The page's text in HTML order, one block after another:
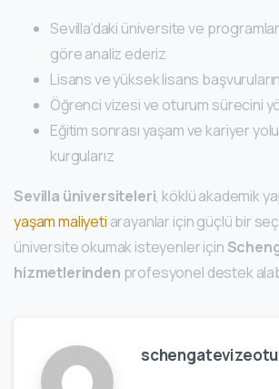
Sevilla’daki üniversite ve
göre analiz ederiz
Lisans ve yüksek lisans
Öğrenci vizesi ve oturum sürecini
Eğitim sonrası yaşam ve kariyer
kurgularız
Sevilla üniversiteleri, köklü akademik
yaşam maliyeti arayanlar için güçlü bir
üniversite okumak isteyenler için
hizmetlerinden profesyonel destek